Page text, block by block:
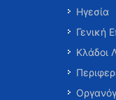
Ηγεσία
Γενική
Κλάδοι